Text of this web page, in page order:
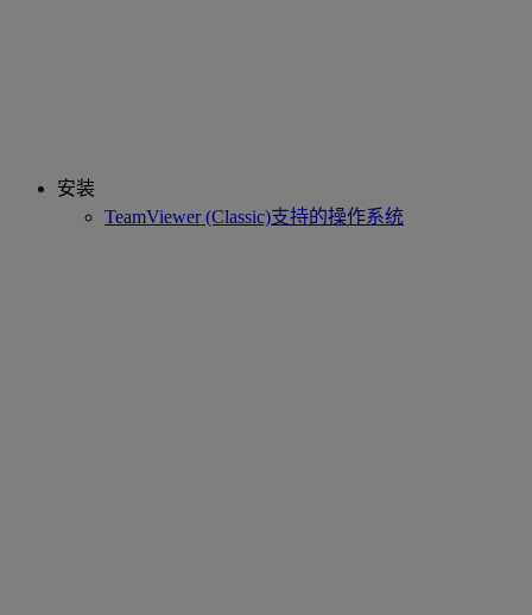
安装
TeamViewer (Classic)支持的操作系统